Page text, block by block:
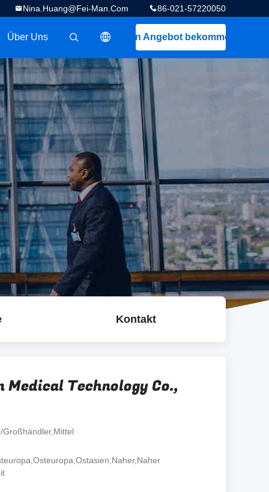
86-021-57220050
Nina.huang@fei-Man.com
Ein Angebot bekommen
描述
Über Uns
Kontakt
Medical Technology Co.,
Großhändler,Mittel